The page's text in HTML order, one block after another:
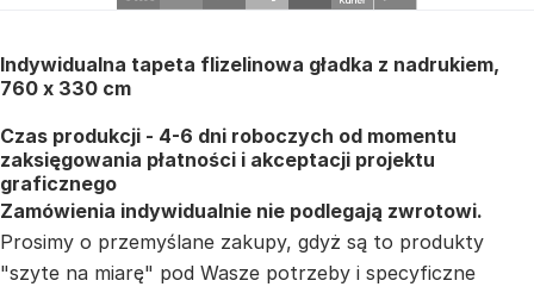
Indywidualna tapeta flizelinowa gładka z nadrukiem,
760 x 330 cm
Czas produkcji - 4-6 dni roboczych od momentu
zaksięgowania płatności i akceptacji projektu
graficznego
Zamówienia indywidualnie nie podlegają zwrotowi.
Prosimy o przemyślane zakupy, gdyż są to produkty
"szyte na miarę" pod Wasze potrzeby i specyficzne